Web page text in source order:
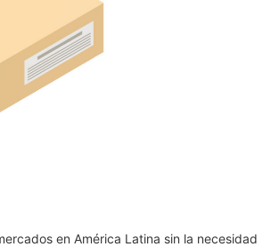
en América Latina sin la necesidad